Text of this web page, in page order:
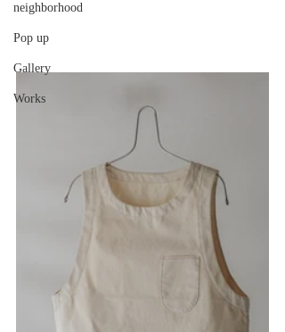
neighborhood
Pop up
Gallery
Works